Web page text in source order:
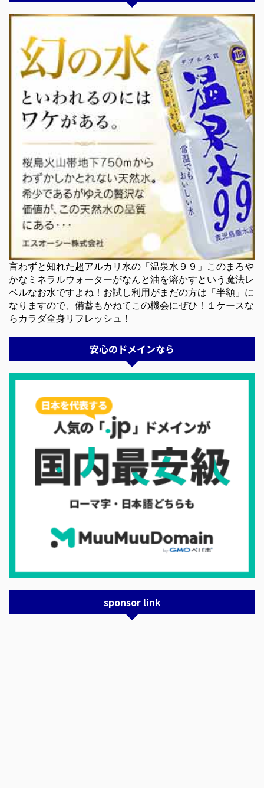
言わずと知れた超アルカリ水の「温泉水９９」このまろや
かなミネラルウォーターがなんと油を溶かすという魔法レ
ベルなお水ですよね！お試し利用がまだの方は「半額」に
なりますので、備蓄もかねてこの機会にぜひ！１ケースな
らカラダ全身リフレッシュ！
安心のドメインなら
sponsor link